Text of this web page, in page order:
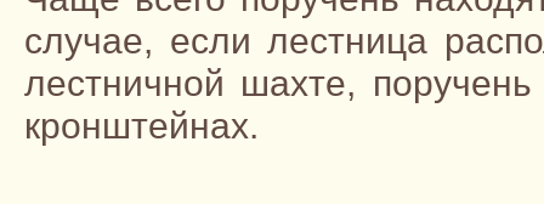
случае, если лестница
лестничной шахте,
кронштейнах.